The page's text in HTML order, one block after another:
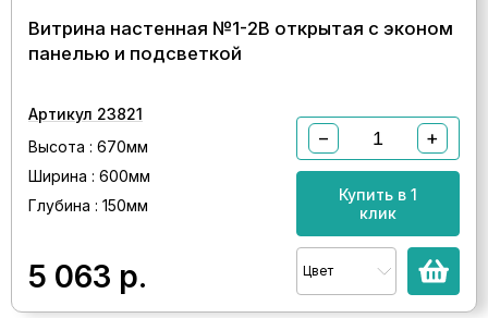
Витрина настенная №1-2В открытая с эконом
панелью и подсветкой
Артикул 23821
Высота : 670мм
Ширина : 600мм
Глубина : 150мм
5 063 р.
− +
Купить в 1
клик
Цвет